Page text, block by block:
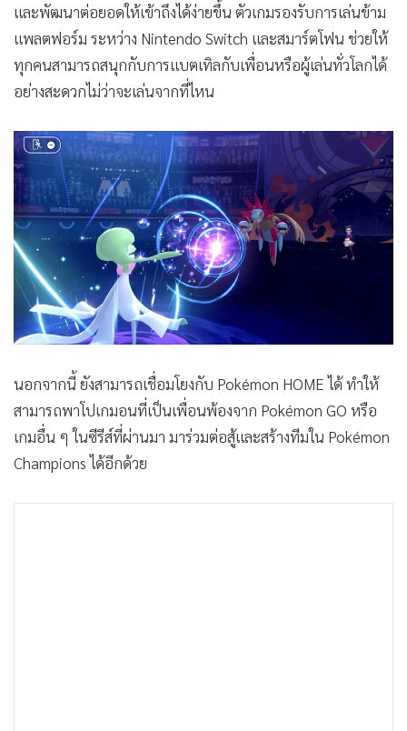
• หุ้น
• อินโดจีน
• กองทุนรวม
• Celeb Online
• Factcheck
• ญี่ปุ่น
• News1
• Gotomanager
และพัฒนาต่อยอดให้เข้าถึงได้ง่ายขึ้น ตัวเกมรองรับการเล่นข้าม
แพลตฟอร์ม ระหว่าง Nintendo Switch และสมาร์ตโฟน ช่วยให้
ทุกคนสามารถสนุกกับการแบตเทิลกับเพื่อนหรือผู้เล่นทั่วโลกได้
อย่างสะดวกไม่ว่าจะเล่นจากที่ไหน
นอกจากนี้ ยังสามารถเชื่อมโยงกับ Pokémon HOME ได้ ทำให้
สามารถพาโปเกมอนที่เป็นเพื่อนพ้องจาก Pokémon GO หรือ
เกมอื่น ๆ ในซีรีส์ที่ผ่านมา มาร่วมต่อสู้และสร้างทีมใน Pokémon
Champions ได้อีกด้วย